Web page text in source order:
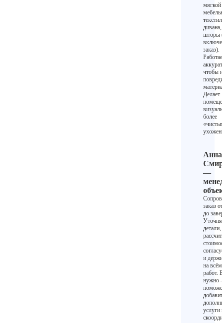
мягкой
шторы
заказ).
чтобы
Делает
более
Анна
—
заказ
до
детали,
и
на
работ.
услуги